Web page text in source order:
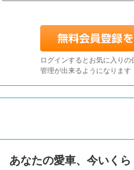
ログインするとお気に入り
管理が出来るようになります
あなたの愛車、今いくら